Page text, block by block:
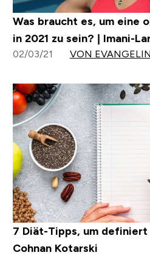
Was braucht es, um eine
in 2021 zu sein? | Imani-
02/03/21 VON
7 Diät-Tipps, um definiert
Cohnan Kotarski